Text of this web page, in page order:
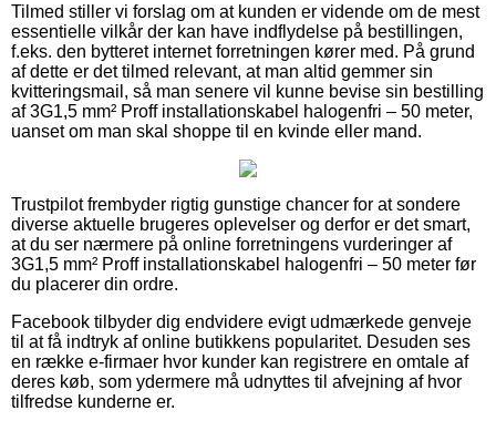
Tilmed stiller vi forslag om at kunden er vidende om de mest
essentielle vilkår der kan have indflydelse på bestillingen,
f.eks. den bytteret internet forretningen kører med. På grund
af dette er det tilmed relevant, at man altid gemmer sin
kvitteringsmail, så man senere vil kunne bevise sin bestilling
af 3G1,5 mm² Proff installationskabel halogenfri – 50 meter,
uanset om man skal shoppe til en kvinde eller mand.
Trustpilot frembyder rigtig gunstige chancer for at sondere
diverse aktuelle brugeres oplevelser og derfor er det smart,
at du ser nærmere på online forretningens vurderinger af
3G1,5 mm² Proff installationskabel halogenfri – 50 meter før
du placerer din ordre.
Facebook tilbyder dig endvidere evigt udmærkede genveje
til at få indtryk af online butikkens popularitet. Desuden ses
en række e-firmaer hvor kunder kan registrere en omtale af
deres køb, som ydermere må udnyttes til afvejning af hvor
tilfredse kunderne er.